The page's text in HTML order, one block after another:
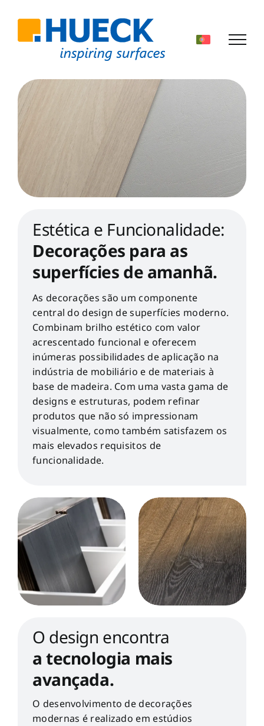
content
Estética e Funcionalidade:
Decorações para as
superfícies de amanhã.
As decorações são um componente
central do design de superfícies moderno.
Combinam brilho estético com valor
acrescentado funcional e oferecem
inúmeras possibilidades de aplicação na
indústria de mobiliário e de materiais à
base de madeira. Com uma vasta gama de
designs e estruturas, podem refinar
produtos que não só impressionam
visualmente, como também satisfazem os
mais elevados requisitos de
funcionalidade.
O design encontra
a tecnologia mais
avançada.
O desenvolvimento de decorações
modernas é realizado em estúdios